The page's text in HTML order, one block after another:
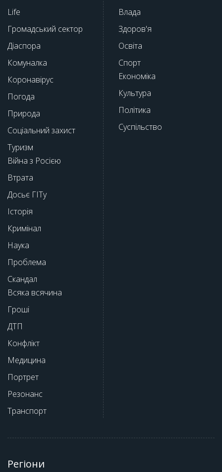
Life
Громадський сектор
Діаспора
Комуналка
Коронавірус
Погода
Природа
Соціальний захист
Туризм
Війна з Росією
Втрата
Досьє ГІТу
Історія
Кримінал
Наука
Проблема
Скандал
Всяка всячина
Гроші
ДТП
Конфлікт
Медицина
Портрет
Резонанс
Транспорт
Влада
Здоров'я
Освіта
Спорт
Економіка
Культура
Політика
Суспільство
Регіони